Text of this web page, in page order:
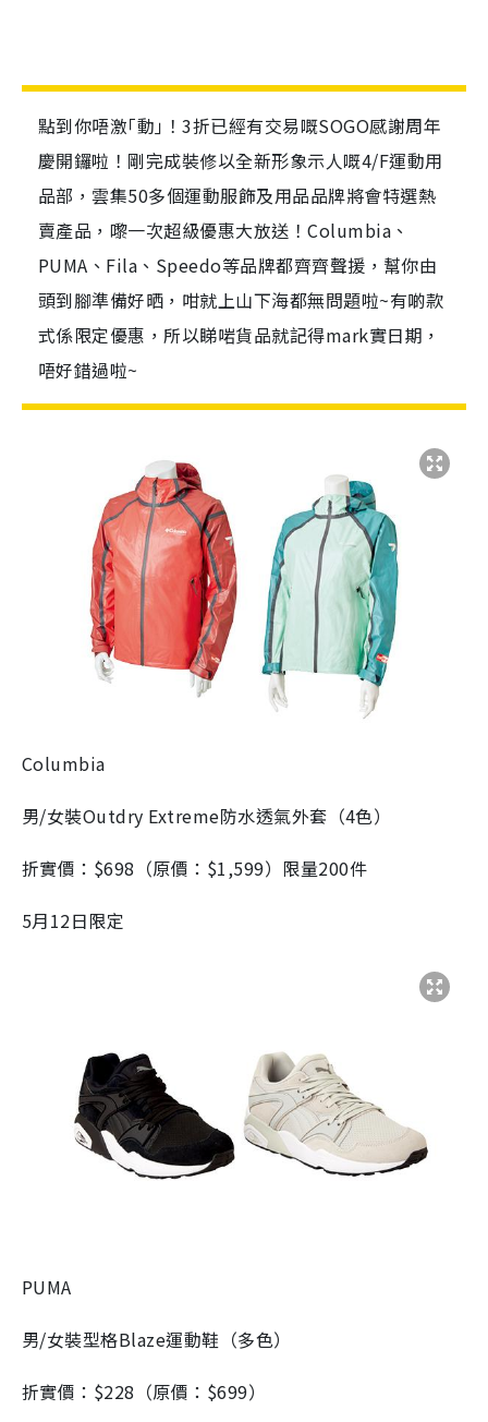
點到你唔激｢動｣！3折已經有交易嘅SOGO感謝周年
慶開鑼啦！剛完成裝修以全新形象示人嘅4/F運動用
品部，雲集50多個運動服飾及用品品牌將會特選熱
賣產品，嚟一次超級優惠大放送！Columbia、
PUMA、Fila、Speedo等品牌都齊齊聲援，幫你由
頭到腳準備好晒，咁就上山下海都無問題啦~有啲款
式係限定優惠，所以睇啱貨品就記得mark實日期，
唔好錯過啦~
Columbia
男/女裝Outdry Extreme防水透氣外套（4色）
折實價：$698（原價：$1,599）限量200件
5月12日限定
PUMA
男/女裝型格Blaze運動鞋（多色）
折實價：$228（原價：$699）